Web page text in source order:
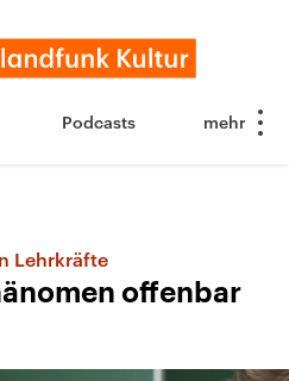
Podcasts
Lehrkräfte
offenbar